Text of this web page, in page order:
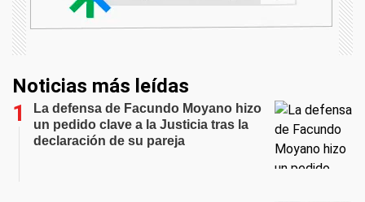
Noticias más leídas
La defensa de Facundo Moyano hizo
un pedido clave a la Justicia tras la
declaración de su pareja